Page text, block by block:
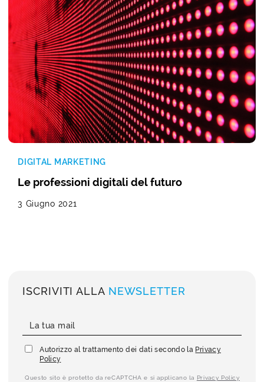
DIGITAL MARKETING
Le professioni digitali del futuro
3 Giugno 2021
ISCRIVITI ALLA NEWSLETTER
Autorizzo al trattamento dei dati secondo la Privacy
Policy
Questo sito è protetto da reCAPTCHA e si applicano la Privacy Policy